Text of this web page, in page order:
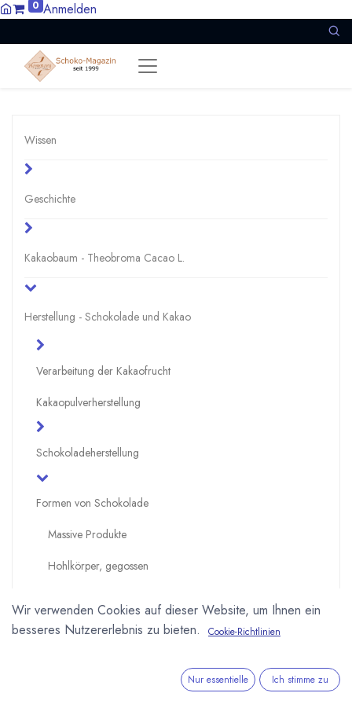
0 Anmelden
Wissen
Geschichte
Kakaobaum - Theobroma Cacao L.
Herstellung - Schokolade und Kakao
Verarbeitung der Kakaofrucht
Kakaopulverherstellung
Schokoladeherstellung
Formen von Schokolade
Massive Produkte
Hohlkörper, gegossen
Kältetechniken zum Formen
Wir verwenden Cookies auf dieser Website, um Ihnen ein
besseres Nutzererlebnis zu bieten.
Cookie-Richtlinien
Nur essentielle Ich stimme zu